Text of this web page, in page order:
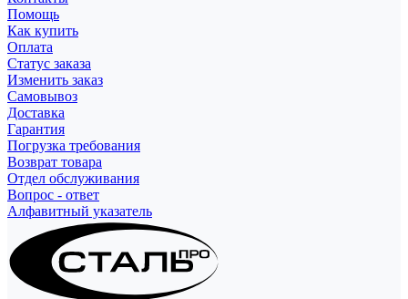
Помощь
Как купить
Оплата
Статус заказа
Изменить заказ
Самовывоз
Доставка
Гарантия
Погрузка требования
Возврат товара
Отдел обслуживания
Вопрос - ответ
Алфавитный указатель